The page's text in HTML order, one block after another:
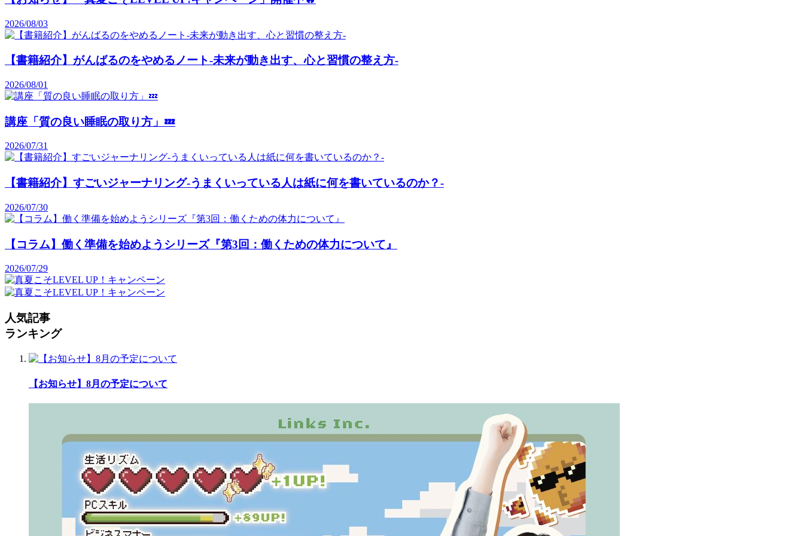
2026/08/03
【書籍紹介】がんばるのをやめるノート-未来が動き出す、心と習慣の整え方-
2026/08/01
講座「質の良い睡眠の取り方」💤
2026/07/31
【書籍紹介】すごいジャーナリング-うまくいっている人は紙に何を書いているのか？-
2026/07/30
【コラム】働く準備を始めようシリーズ『第3回：働くための体力について』
2026/07/29
人気記事
ランキング
【お知らせ】8月の予定について